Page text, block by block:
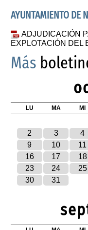
AYUNTAMIENTO DE
ADJUDICACIÓN
EXPLOTACIÓN DEL
Más
LU MA MI
2
3 4
9
10 11
16
17 18
23
24 25
30
31